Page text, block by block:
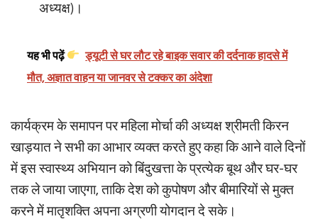
अध्यक्ष)।
यह भी पढ़ें
ड्यूटी से घर लौट रहे बाइक सवार की दर्दनाक हादसे में
मौत, अज्ञात वाहन या जानवर से टक्कर का अंदेशा
कार्यक्रम के समापन पर महिला मोर्चा की अध्यक्ष श्रीमती किरन
खाड़यात ने सभी का आभार व्यक्त करते हुए कहा कि आने वाले दिनों
में इस स्वास्थ्य अभियान को बिंदुखत्ता के प्रत्येक बूथ और घर-घर
तक ले जाया जाएगा, ताकि देश को कुपोषण और बीमारियों से मुक्त
करने में मातृशक्ति अपना अग्रणी योगदान दे सके।